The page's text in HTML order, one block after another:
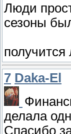
Люди
сезоны
7 Daka-El
делала
Спасибо